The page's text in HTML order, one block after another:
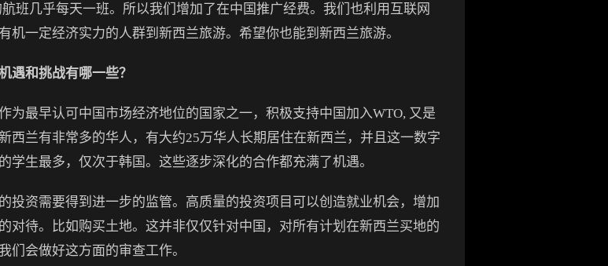
班几乎每天一班。所以我们增加了在中国推广经费。我们也利用互联网
一定经济实力的人群到新西兰旅游。希望你也能到新西兰旅游。
遇和挑战有哪一些？
最早认可中国市场经济地位的国家之一，积极支持中国加入WTO, 又是
西兰有非常多的华人，有大约25万华人长期居住在新西兰，并且这一数字
生最多，仅次于韩国。这些逐步深化的合作都充满了机遇。
资需要得到进一步的监管。高质量的投资项目可以创造就业机会，增加
对待。比如购买土地。这并非仅仅针对中国，对所有计划在新西兰买地的
们会做好这方面的审查工作。